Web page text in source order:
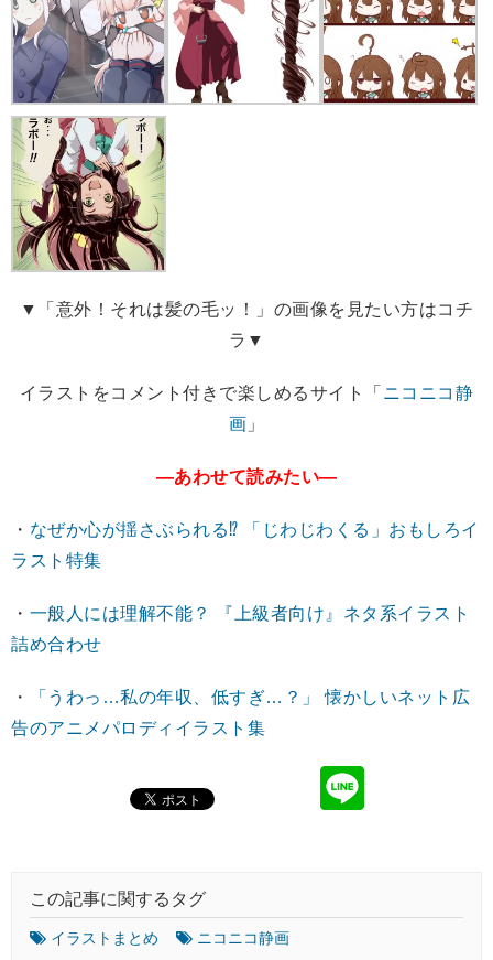
▼「意外！それは髪の毛ッ！」の画像を見たい方はコチ
ラ▼
イラストをコメント付きで楽しめるサイト「 ニコニコ静
画 」
―あわせて読みたい―
・ なぜか心が揺さぶられる⁉ 「じわじわくる」おもしろイ
ラスト特集
・ 一般人には理解不能？ 『上級者向け』ネタ系イラスト
詰め合わせ
・
「うわっ…私の年収、低すぎ…？」 懐かしいネット広
告のアニメパロディイラスト集
この記事に関するタグ
イラストまとめ ニコニコ静画